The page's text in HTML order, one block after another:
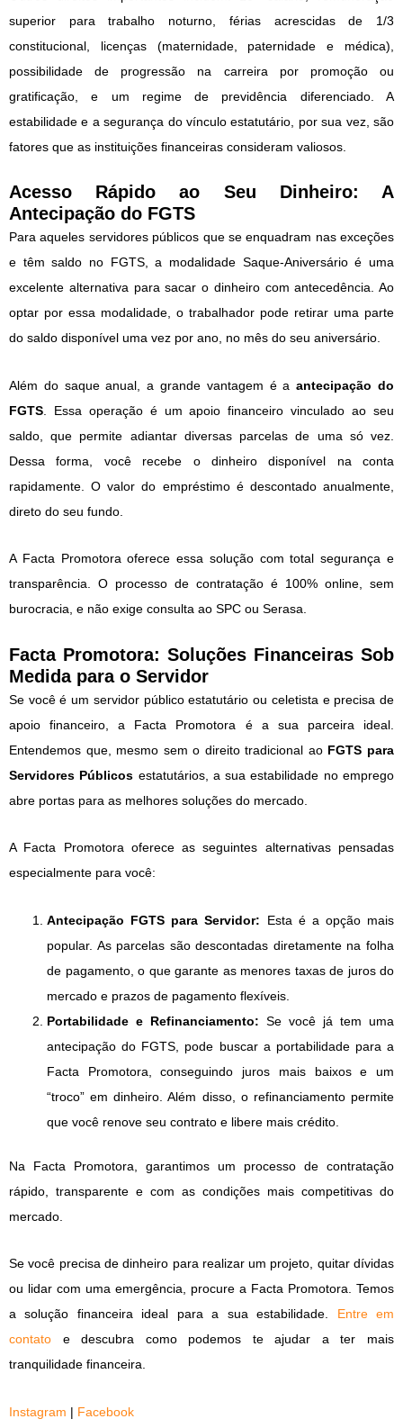
superior para trabalho noturno, férias acrescidas de 1/3
constitucional, licenças (maternidade, paternidade e médica),
possibilidade de progressão na carreira por promoção ou
gratificação, e um regime de previdência diferenciado. A
estabilidade e a segurança do vínculo estatutário, por sua vez, são
fatores que as instituições financeiras consideram valiosos.
Acesso Rápido ao Seu Dinheiro: A
Antecipação do FGTS
Para aqueles servidores públicos que se enquadram nas exceções
e têm saldo no FGTS, a modalidade Saque-Aniversário é uma
excelente alternativa para sacar o dinheiro com antecedência. Ao
optar por essa modalidade, o trabalhador pode retirar uma parte
do saldo disponível uma vez por ano, no mês do seu aniversário.
Além do saque anual, a grande vantagem é aantecipação do
FGTS . Essa operação é um apoio financeiro vinculado ao seu
saldo, que permite adiantar diversas parcelas de uma só vez.
Dessa forma, você recebe o dinheiro disponível na conta
rapidamente. O valor do empréstimo é descontado anualmente,
direto do seu fundo.
A Facta Promotora oferece essa solução com total segurança e
transparência. O processo de contratação é 100% online, sem
burocracia, e não exige consulta ao SPC ou Serasa.
Facta Promotora: Soluções Financeiras Sob
Medida para o Servidor
Se você é um servidor público estatutário ou celetista e precisa de
apoio financeiro, a Facta Promotora é a sua parceira ideal.
Entendemos que, mesmo sem o direito tradicional ao FGTS para
Servidores Públicos estatutários, a sua estabilidade no emprego
abre portas para as melhores soluções do mercado.
A Facta Promotora oferece as seguintes alternativas pensadas
especialmente para você:
Antecipação FGTS para Servidor: Esta é a opção mais
popular. As parcelas são descontadas diretamente na folha
de pagamento, o que garante as menores taxas de juros do
mercado e prazos de pagamento flexíveis.
Portabilidade e Refinanciamento: Se você já tem uma
antecipação do FGTS, pode buscar a portabilidade para a
Facta Promotora, conseguindo juros mais baixos e um
“troco” em dinheiro. Além disso, o refinanciamento permite
que você renove seu contrato e libere mais crédito.
Na Facta Promotora, garantimos um processo de contratação
rápido, transparente e com as condições mais competitivas do
mercado.
Se você precisa de dinheiro para realizar um projeto, quitar dívidas
ou lidar com uma emergência, procure a Facta Promotora. Temos
a solução financeira ideal para a sua estabilidade. Entre em
contato e descubra como podemos te ajudar a ter mais
tranquilidade financeira.
Instagram | Facebook